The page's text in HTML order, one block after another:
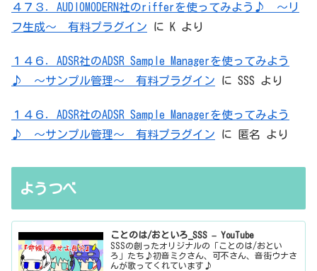
４７３．AUDIOMODERN社のrifferを使ってみよう♪ ～リ
フ生成～ 有料プラグイン に K より
１４６．ADSR社のADSR Sample Managerを使ってみよう
♪ ～サンプル管理～ 有料プラグイン に SSS より
１４６．ADSR社のADSR Sample Managerを使ってみよう
♪ ～サンプル管理～ 有料プラグイン に 匿名 より
ようつべ
ことのは/おといろ_SSS – YouTube
SSSの創ったオリジナルの「ことのは/おとい
ろ」たち♪初音ミクさん、可不さん、音街ウナさ
んが歌ってくれています♪